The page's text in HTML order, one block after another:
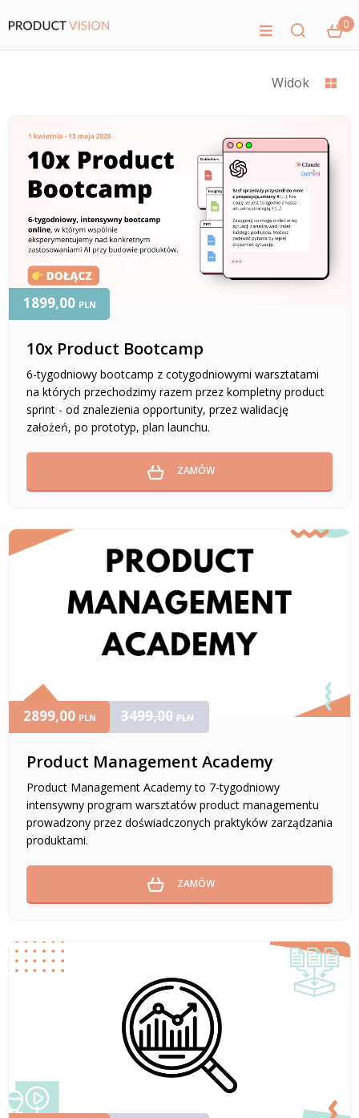
0
Widok
10x Product Bootcamp
6-tygodniowy bootcamp z cotygodniowymi warsztatami
na których przechodzimy razem przez kompletny product
sprint - od znalezienia opportunity, przez walidację
założeń, po prototyp, plan launchu.
1899,00 PLN
ZAMÓW
Product Management Academy
Product Management Academy to 7-tygodniowy
intensywny program warsztatów product managementu
prowadzony przez doświadczonych praktyków zarządzania
produktami.
2899,00 PLN 3499,00 PLN
ZAMÓW